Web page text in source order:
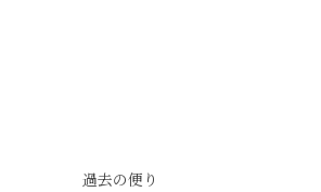
過去の便り